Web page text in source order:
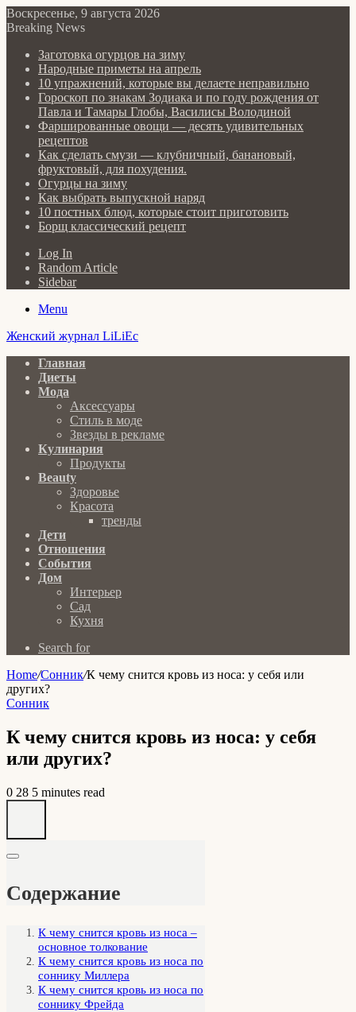
Воскресенье, 9 августа 2026
Breaking News
Заготовка огурцов на зиму
Народные приметы на апрель
10 упражнений, которые вы делаете неправильно
Гороскоп по знакам Зодиака и по году рождения от
Павла и Тамары Глобы, Василисы Володиной
Фаршированные овощи — десять удивительных
рецептов
Как сделать cмузи — клубничный, банановый,
фруктовый, для похудения.
Огурцы на зиму
Как выбрать выпускной наряд
10 постных блюд, которые стоит приготовить
Борщ классический рецепт
Log In
Random Article
Sidebar
Menu
Женский журнал LiLiEc
Главная
Диеты
Мода
Аксессуары
Стиль в моде
Звезды в рекламе
Кулинария
Продукты
Beauty
Здоровье
Красота
тренды
Дети
Отношения
События
Дом
Интерьер
Сад
Кухня
Search for
Home/Сонник/К чему снится кровь из носа: у себя или
других?
Сонник
К чему снится кровь из носа: у себя
или других?
0 28 5 minutes read
Содержание
К чему снится кровь из носа –
основное толкование
К чему снится кровь из носа по
соннику Миллера
К чему снится кровь из носа по
соннику Фрейда